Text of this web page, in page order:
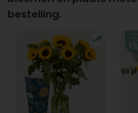
bestelling.